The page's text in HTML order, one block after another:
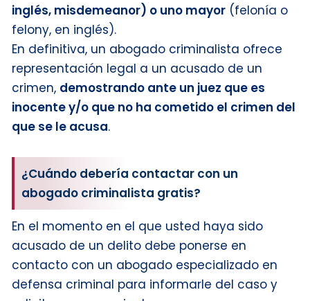
inglés, misdemeanor) o uno mayor (felonía o
felony, en inglés).
En definitiva, un abogado criminalista ofrece
representación legal a un acusado de un
crimen, demostrando ante un juez que es
inocente y/o que no ha cometido el crimen del
que se le acusa.
¿Cuándo debería contactar con un
abogado criminalista gratis?
En el momento en el que usted haya sido
acusado de un delito debe ponerse en
contacto con un abogado especializado en
defensa criminal para informarle del caso y